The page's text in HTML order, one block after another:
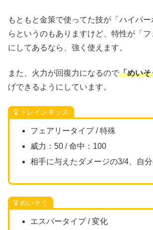
もともと金策で使ってた技が「ハイパ
らというのもありますけど、特性が「フ
にしてあるなら、強く使えます。
また、火力が回復力になるので「めいそ
げできるようにしています。
ドレインキッス
フェアリータイプ / 特殊
威力：50 / 命中：100
相手に与えたダメージの3/4、自
めいそう
エスパータイプ / 変化